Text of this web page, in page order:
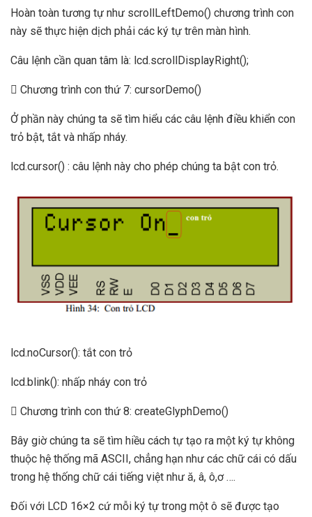
Hoàn toàn tương tự như scrollLeftDemo() chương trình con
này sẽ thực hiện dịch phải các ký tự trên màn hình.
Câu lệnh cần quan tâm là: lcd.scrollDisplayRight();
 Chương trình con thứ 7: cursorDemo()
Ở phần này chúng ta sẽ tìm hiểu các câu lệnh điều khiển con
trỏ bật, tắt và nhấp nháy.
lcd.cursor() : câu lệnh này cho phép chúng ta bật con trỏ.
lcd.noCursor(): tắt con trỏ
lcd.blink(): nhấp nháy con trỏ
 Chương trình con thứ 8: createGlyphDemo()
Bây giờ chúng ta sẽ tìm hiều cách tự tạo ra một ký tự không
thuộc hệ thống mã ASCII, chẳng hạn như các chữ cái có dấu
trong hệ thống chữ cái tiếng việt như ă, â, ô,ơ ….
Đối với LCD 16×2 cứ mỗi ký tự trong một ô sẽ được tạo